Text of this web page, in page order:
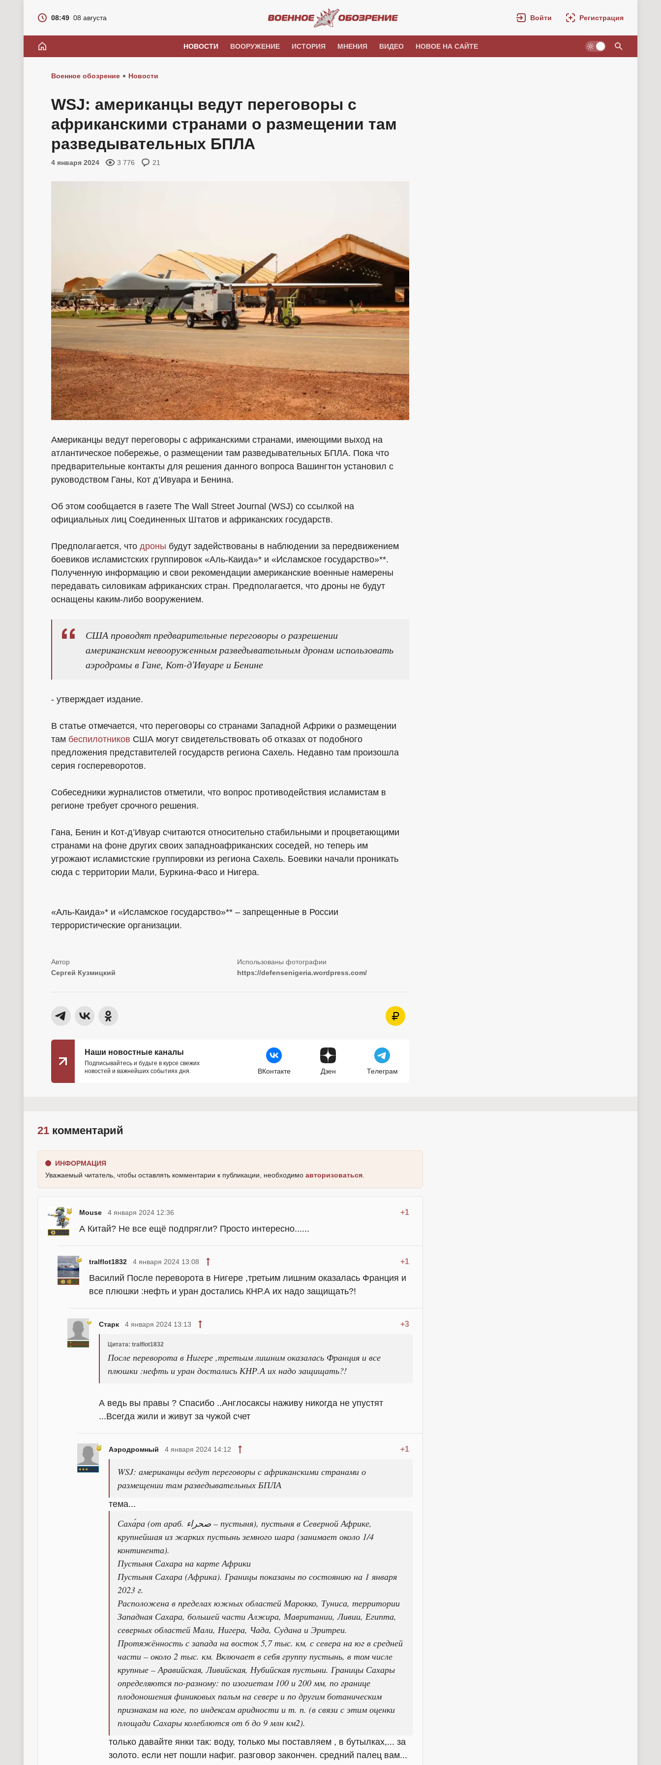
08:49 08 августа Войти Регистрация
НОВОСТИ ВООРУЖЕНИЕ ИСТОРИЯ МНЕНИЯ ВИДЕО НОВОЕ НА САЙТЕ
Военное обозрение Новости
WSJ: американцы ведут переговоры с
африканскими странами о размещении там
разведывательных БПЛА
4 января 2024 3 776 21
Американцы ведут переговоры с африканскими странами, имеющими выход на
атлантическое побережье, о размещении там разведывательных БПЛА. Пока что
предварительные контакты для решения данного вопроса Вашингтон установил с
руководством Ганы, Кот д’Ивуара и Бенина.
Об этом сообщается в газете The Wall Street Journal (WSJ) со ссылкой на
официальных лиц Соединенных Штатов и африканских государств.
Предполагается, что дроны будут задействованы в наблюдении за передвижением
боевиков исламистских группировок «Аль-Каида»* и «Исламское государство»**.
Полученную информацию и свои рекомендации американские военные намерены
передавать силовикам африканских стран. Предполагается, что дроны не будут
оснащены каким-либо вооружением.
США проводят предварительные переговоры о разрешении
американским невооруженным разведывательным дронам использовать
аэродромы в Гане, Кот-д'Ивуаре и Бенине
- утверждает издание.
В статье отмечается, что переговоры со странами Западной Африки о размещении
там беспилотников США могут свидетельствовать об отказах от подобного
предложения представителей государств региона Сахель. Недавно там произошла
серия госпереворотов.
Собеседники журналистов отметили, что вопрос противодействия исламистам в
регионе требует срочного решения.
Гана, Бенин и Кот-д’Ивуар считаются относительно стабильными и процветающими
странами на фоне других своих западноафриканских соседей, но теперь им
угрожают исламистские группировки из региона Сахель. Боевики начали проникать
сюда с территории Мали, Буркина-Фасо и Нигера.
«Аль-Каида»* и «Исламское государство»** – запрещенные в России
террористические организации.
Сергей Кузмицкий https://defensenigeria.wordpress.com/
Наши новостные каналы
Подписывайтесь и будьте в курсе свежих
новостей и важнейших событиях дня.
ВКонтакте Дзен Телеграм
21 комментарий
ИНФОРМАЦИЯ
Уважаемый читатель, чтобы оставлять комментарии к публикации, необходимо авторизоваться
Mouse +1
4 января 2024 12:36
А Китай? Не все ещё подпрягли? Просто интересно......
tralflot1832 +1
4 января 2024 13:08
Василий После переворота в Нигере ,третьим лишним оказалась Франция и
все плюшки :нефть и уран достались КНР.А их надо защищать?!
Старк +3
4 января 2024 13:13
Цитата: tralflot1832
После переворота в Нигере ,третьим лишним оказалась Франция и все
плюшки :нефть и уран достались КНР.А их надо защищать?!
А ведь вы правы ? Спасибо ..Англосаксы наживу никогда не упустят
...Всегда жили и живут за чужой счет
Аэродромный +1
4 января 2024 14:12
WSJ: американцы ведут переговоры с африканскими странами о
размещении там разведывательных БПЛА
тема...
Саха́ра (от араб. صحراء – пустыня), пустыня в Северной Африке,
крупнейшая из жарких пустынь земного шара (занимает около 1/4
континента).
Пустыня Сахара на карте Африки
Пустыня Сахара (Африка). Границы показаны по состоянию на 1 января
2023 г.
Расположена в пределах южных областей Марокко, Туниса, территории
Западная Сахара, большей части Алжира, Мавритании, Ливии, Египта,
северных областей Мали, Нигера, Чада, Судана и Эритреи.
Протяжённость с запада на восток 5,7 тыс. км, с севера на юг в средней
части – около 2 тыс. км. Включает в себя группу пустынь, в том числе
крупные – Аравийская, Ливийская, Нубийская пустыни. Границы Сахары
определяются по-разному: по изогиетам 100 и 200 мм, по границе
плодоношения финиковых пальм на севере и по другим ботаническим
признакам на юге, по индексам аридности и т. п. (в связи с этим оценки
площади Сахары колеблются от 6 до 9 млн км2).
только давайте янки так: воду, только мы поставляем , в бутылках,... за
золото. если нет пошли нафиг. разговор закончен. средний палец вам...